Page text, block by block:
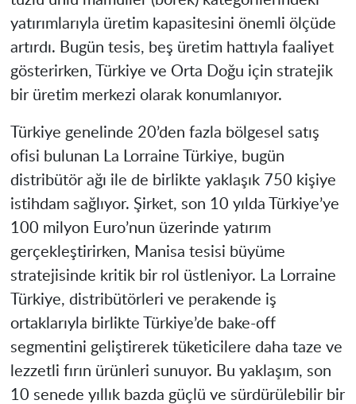
yatırımlarıyla üretim kapasitesini önemli ölçüde
artırdı. Bugün tesis, beş üretim hattıyla faaliyet
gösterirken, Türkiye ve Orta Doğu için stratejik
bir üretim merkezi olarak konumlanıyor.
Türkiye genelinde 20’den fazla bölgesel satış
ofisi bulunan La Lorraine Türkiye, bugün
distribütör ağı ile de birlikte yaklaşık 750 kişiye
istihdam sağlıyor. Şirket, son 10 yılda Türkiye’ye
100 milyon Euro’nun üzerinde yatırım
gerçekleştirirken, Manisa tesisi büyüme
stratejisinde kritik bir rol üstleniyor. La Lorraine
Türkiye, distribütörleri ve perakende iş
ortaklarıyla birlikte Türkiye’de bake-off
segmentini geliştirerek tüketicilere daha taze ve
lezzetli fırın ürünleri sunuyor. Bu yaklaşım, son
10 senede yıllık bazda güçlü ve sürdürülebilir bir